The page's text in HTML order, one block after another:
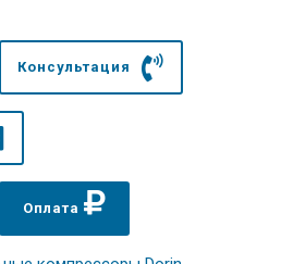
Консультация
Оплата